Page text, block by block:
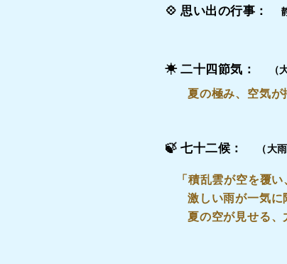
💠思い出の行事：
☀二十四節気： （
夏の極み、空気が
🍃七十二候： （大
「積乱雲が空を覆い
激しい雨が一気に
夏の空が見せる、